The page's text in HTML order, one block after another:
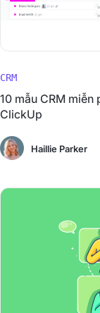
CRM
10 mẫu CRM
ClickUp
Haillie Parker